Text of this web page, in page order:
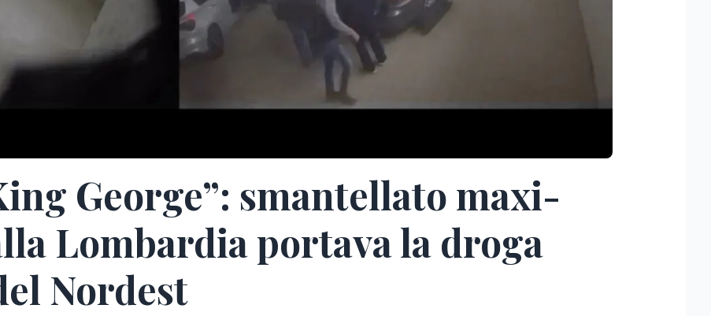
George”: smantellato maxi-
Lombardia portava la droga
Nordest